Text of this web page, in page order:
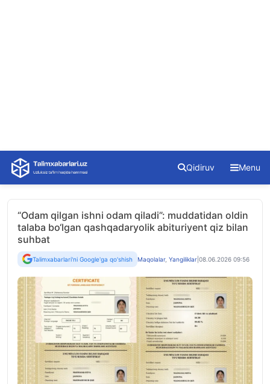
Skip
content
Qidiruv Menu
“Odam qilgan ishni odam qiladi”: muddatidan oldin
talaba bo‘lgan qashqadaryolik abituriyent qiz bilan
suhbat
Talimxabarlari'ni Google'ga qo'shish Maqolalar, Yangiliklar 08.06.2026 09:56